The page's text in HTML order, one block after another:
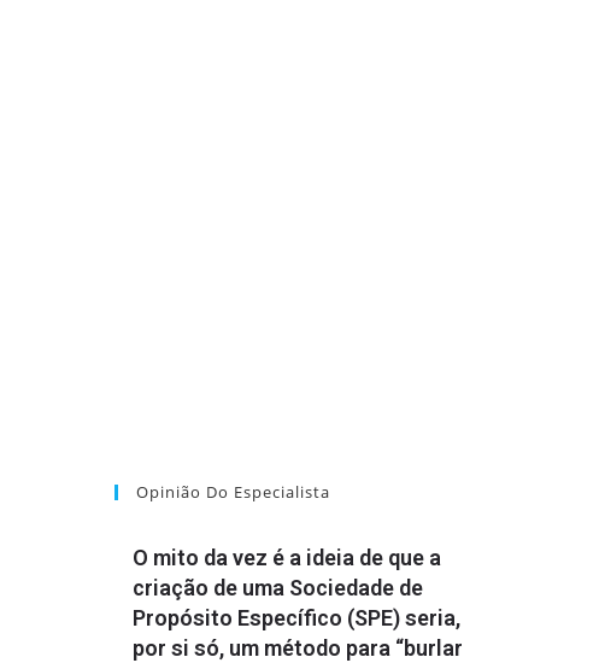
Opinião Do Especialista
O mito da vez é a ideia de que a
criação de uma Sociedade de
Propósito Específico (SPE) seria,
por si só, um método para “burlar